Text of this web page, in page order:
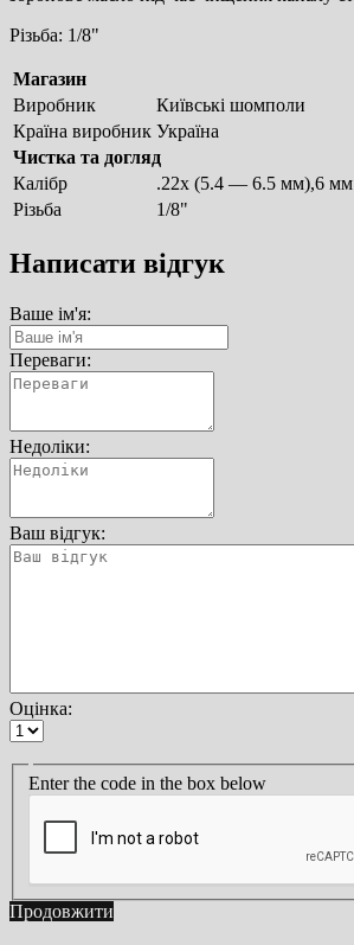
Різьба: 1/8"
Магазин
Виробник
Київські шомполи
Країна виробник Україна
Чистка та догляд
Калібр
.22х (5.4 — 6.5 мм),6 мм
Різьба
1/8"
Написати відгук
Ваше ім'я:
Переваги:
Недоліки:
Ваш відгук:
Оцінка:
Enter the code in the box below
Продовжити